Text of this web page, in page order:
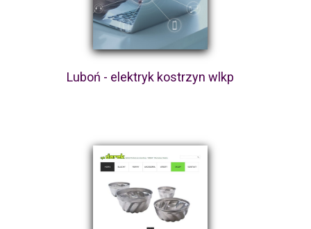
Luboń - elektryk kostrzyn wlkp